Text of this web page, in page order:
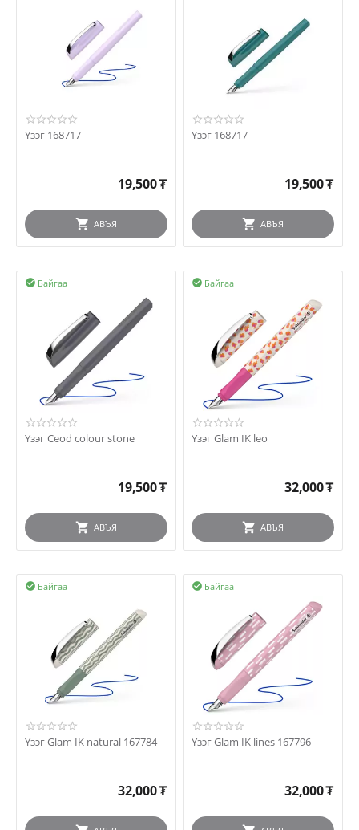
Үзэг 168717
19,500₮
АВЪЯ
Үзэг 168717
19,500₮
АВЪЯ
Байгаа

Үзэг Ceod colour stone
19,500₮
АВЪЯ
Байгаа

Үзэг Glam IK leo
32,000₮
АВЪЯ
Байгаа

Үзэг Glam IK natural 167784
32,000₮
Байгаа

Үзэг Glam IK lines 167796
32,000₮